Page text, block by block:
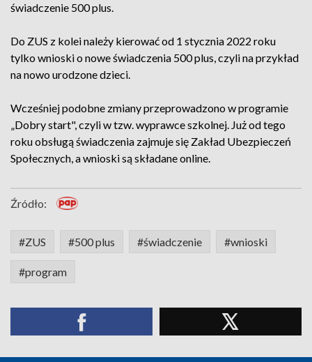
świadczenie 500 plus.
Do ZUS z kolei należy kierować od 1 stycznia 2022 roku
tylko wnioski o nowe świadczenia 500 plus, czyli na przykład
na nowo urodzone dzieci.
Wcześniej podobne zmiany przeprowadzono w programie
„Dobry start", czyli w tzw. wyprawce szkolnej. Już od tego
roku obsługą świadczenia zajmuje się Zakład Ubezpieczeń
Społecznych, a wnioski są składane online.
Źródło:
#ZUS #500 plus #świadczenie #wnioski
#program